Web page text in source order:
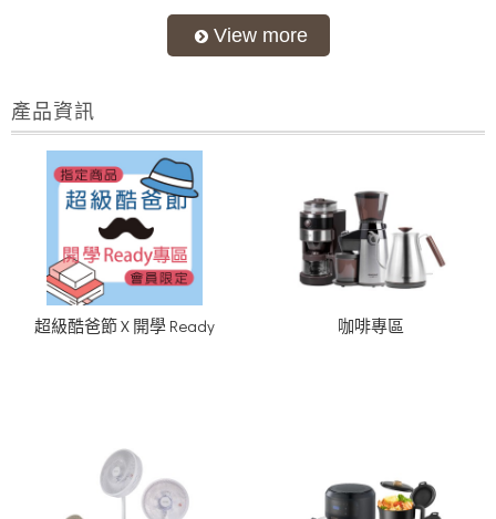
產品資訊
超級酷爸節 X 開學 Ready 咖啡專區